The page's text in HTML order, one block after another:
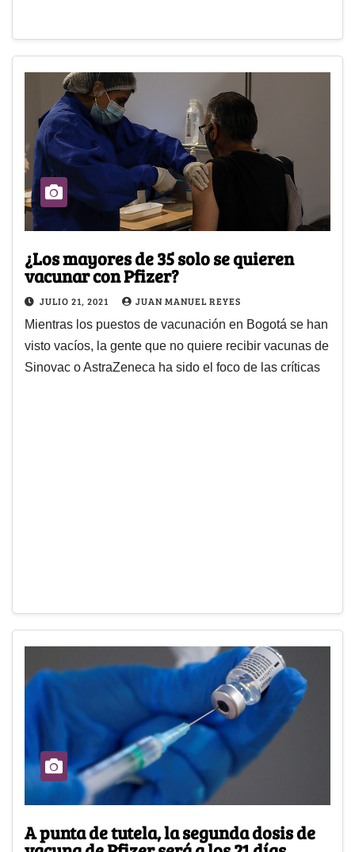
¿Los mayores de 35 solo se quieren
vacunar con Pfizer?
JULIO 21, 2021 JUAN MANUEL REYES
Mientras los puestos de vacunación en Bogotá se han
visto vacíos, la gente que no quiere recibir vacunas de
Sinovac o AstraZeneca ha sido el foco de las críticas
A punta de tutela, la segunda dosis de